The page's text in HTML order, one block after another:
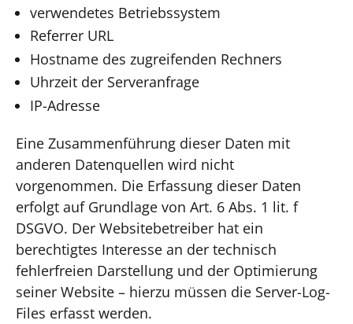
verwendetes Betriebssystem
Referrer URL
Hostname des zugreifenden Rechners
Uhrzeit der Serveranfrage
IP-Adresse
Eine Zusammenführung dieser Daten mit
anderen Datenquellen wird nicht
vorgenommen. Die Erfassung dieser Daten
erfolgt auf Grundlage von Art. 6 Abs. 1 lit. f
DSGVO. Der Websitebetreiber hat ein
berechtigtes Interesse an der technisch
fehlerfreien Darstellung und der Optimierung
seiner Website – hierzu müssen die Server-Log-
Files erfasst werden.